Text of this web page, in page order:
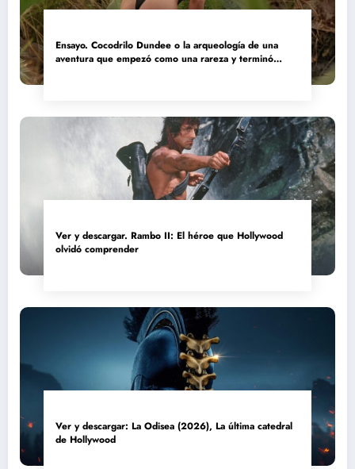
Ensayo. Cocodrilo Dundee o la arqueología de una
aventura que empezó como una rareza y terminó
Ver y descargar. Rambo II: El héroe que Hollywood
olvidó comprender
Ver y descargar: La Odisea (2026), La última catedral
de Hollywood